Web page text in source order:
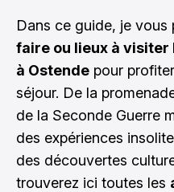
Dans ce guide, je vous
faire ou lieux à
à Ostende pour
séjour. De la
de la Seconde Guerre
des expériences
des découvertes
trouverez ici toutes les